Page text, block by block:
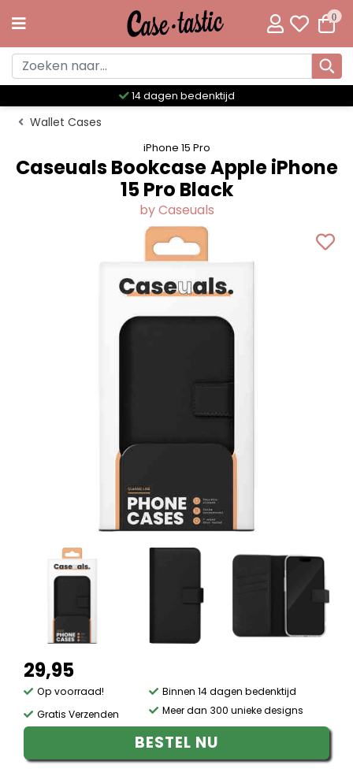
0
Meer dan 300 unieke
Wallet Cases
iPhone 15 Pro
Caseuals Bookcase Apple iPhone
15 Pro Black
by Caseuals
29,95
Op voorraad!
Gratis Verzenden
Binnen 14 dagen bedenktijd
Meer dan 300 unieke designs
BESTEL NU